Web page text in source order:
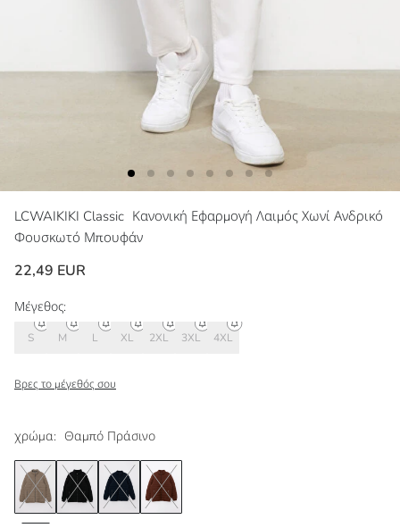
LCWAIKIKI Classic Κανονική Εφαρμογή Λαιμός Χωνί Ανδρικό
Φουσκωτό Μπουφάν
22,49 EUR
χρώμα: Θαμπό Πράσινο
Μέγεθος:
S M L XL 2XL 3XL 4XL
Βρες το μέγεθός σου